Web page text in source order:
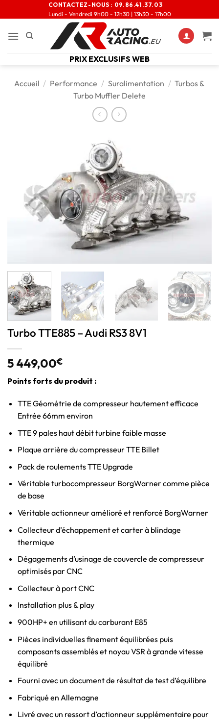
CONTACTEZ-NOUS : 09.86.41.37.03
Lundi - Vendredi 9h00 - 12h30 | 13h30 - 17h00
PRIX EXCLUSIFS WEB
Accueil / Performance / Suralimentation / Turbos &
Turbo Muffler Delete
Turbo TTE885 – Audi RS3 8V1
5 449,00€
Points forts du produit :
TTE Géométrie de compresseur hautement efficace
Entrée 66mm environ
TTE 9 pales haut débit turbine faible masse
Plaque arrière du compresseur TTE Billet
Pack de roulements TTE Upgrade
Véritable turbocompresseur BorgWarner comme pièce
de base
Véritable actionneur amélioré et renforcé BorgWarner
Collecteur d’échappement et carter à blindage
thermique
Dégagements d’usinage de couvercle de compresseur
optimisés par CNC
Collecteur à port CNC
Installation plus & play
900HP+ en utilisant du carburant E85
Pièces individuelles finement équilibrées puis
composants assemblés et noyau VSR à grande vitesse
équilibré
Fourni avec un document de résultat de test d’équilibre
Fabriqué en Allemagne
Livré avec un ressort d’actionneur supplémentaire pour